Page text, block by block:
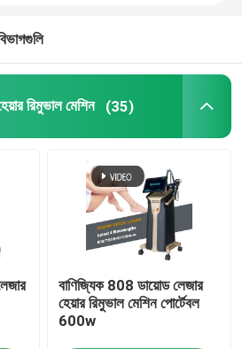
রিমুভাল মেশিন (35)
বাণিজ্যিক 808 ডায়োড লেজার
হেয়ার রিমুভাল মেশিন পোর্টেবল
600w